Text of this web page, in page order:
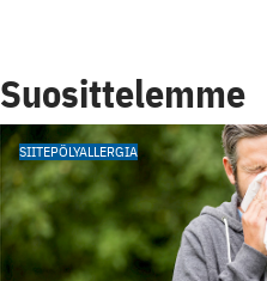
Suosittelemme
SIITEPÖLYALLERGIA